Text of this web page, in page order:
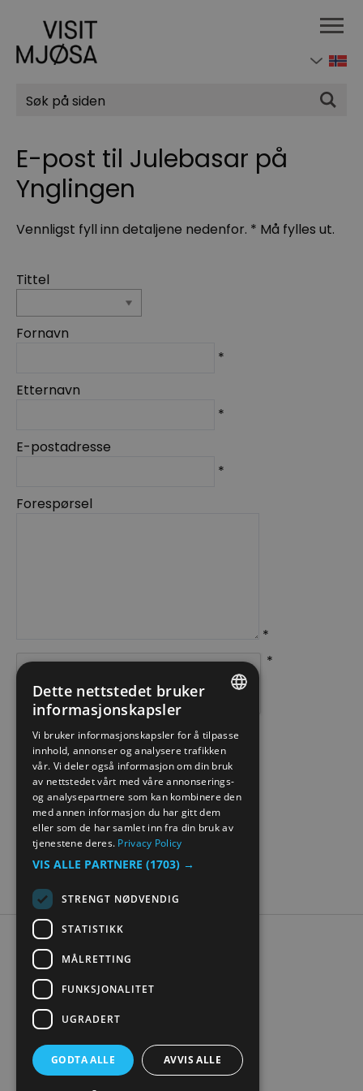
Søk
E-post til Julebasar på
Ynglingen
Vennligst fyll inn detaljene nedenfor. * Må fylles ut.
Tittel
Fornavn
*
Etternavn
*
E-postadresse
*
Forespørsel
*
*
Tilgjengelighetserklæring
Personvern
Kontakt oss
Nettstedskart
NORWEGIAN
GERMAN
Dette nettstedet bruker
informasjonskapsler
Vi bruker informasjonskapsler for å tilpasse
innhold, annonser og analysere trafikken
vår. Vi deler også informasjon om din bruk
av nettstedet vårt med våre annonserings-
og analysepartnere som kan kombinere den
med annen informasjon du har gitt dem
eller som de har samlet inn fra din bruk av
tjenestene deres. Privacy Policy
VIS ALLE PARTNERE (1703) →
STRENGT NØDVENDIG
STATISTIKK
MÅLRETTING
FUNKSJONALITET
UGRADERT
GODTA ALLE AVVIS ALLE